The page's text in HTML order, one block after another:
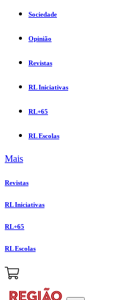
Sociedade
Opinião
Revistas
RL Iniciativas
RL+65
RL Escolas
Mais
Revistas
RL Iniciativas
RL+65
RL Escolas